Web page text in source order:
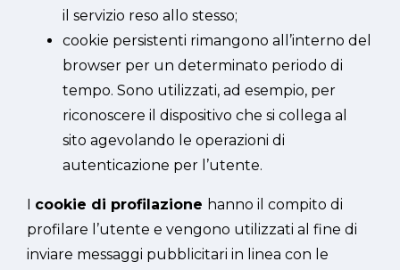
il servizio reso allo stesso;
cookie persistenti rimangono all’interno del
browser per un determinato periodo di
tempo. Sono utilizzati, ad esempio, per
riconoscere il dispositivo che si collega al
sito agevolando le operazioni di
autenticazione per l’utente.
I cookie di profilazione hanno il compito di
profilare l’utente e vengono utilizzati al fine di
inviare messaggi pubblicitari in linea con le